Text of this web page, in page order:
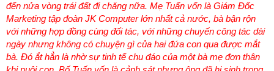
đến nửa vòng trái đất đi chăng nữa. Mẹ Tuấn vốn là Giám Đốc
Marketing tập đoàn JK Computer lớn nhất cả nước, bà bận rộn
với những hợp đồng cùng đối tác, với những chuyến công tác dài
ngày nhưng không có chuyện gì của hai đứa con qua được mắt
bà. Đó ắt hẳn là nhờ sự tinh tế chu đáo của một bà mẹ đơn thân